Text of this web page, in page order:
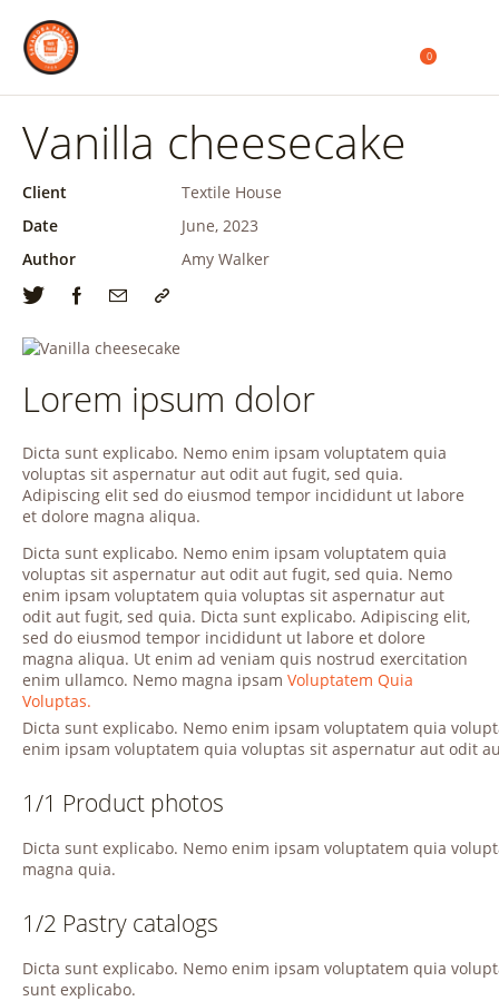
0
Vanilla cheesecake
Client
Textile House
Date
June, 2023
Author
Amy Walker
Lorem ipsum dolor
Dicta sunt explicabo. Nemo enim ipsam voluptatem quia
voluptas sit aspernatur aut odit aut fugit, sed quia.
Adipiscing elit sed do eiusmod tempor incididunt ut labore
et dolore magna aliqua.
Dicta sunt explicabo. Nemo enim ipsam voluptatem quia
voluptas sit aspernatur aut odit aut fugit, sed quia. Nemo
enim ipsam voluptatem quia voluptas sit aspernatur aut
odit aut fugit, sed quia. Dicta sunt explicabo. Adipiscing elit,
sed do eiusmod tempor incididunt ut labore et dolore
magna aliqua. Ut enim ad veniam quis nostrud exercitation
enim ullamco. Nemo magna ipsam Voluptatem Quia
Voluptas.
Dicta sunt explicabo. Nemo enim ipsam voluptatem quia
enim ipsam voluptatem quia voluptas sit aspernatur aut odit
1/1 Product photos
Dicta sunt explicabo. Nemo enim ipsam voluptatem quia
magna quia.
1/2 Pastry catalogs
Dicta sunt explicabo. Nemo enim ipsam voluptatem quia
sunt explicabo.